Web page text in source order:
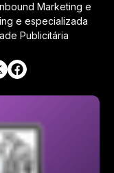
Marketing e
e especializada
Publicitária